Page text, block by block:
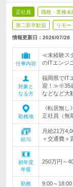
正社員 職種・業種未
第二新卒歓迎 リモ
情報更新日：2026/07/28
仕事内容
≪未経験ス
のITエンジ
対象と
なる方
福岡県でIT
迎！≫※35
などなど大
勤務地
《転居無
正社員（無
給与
月給21万
＋交通費＋
初年度
年収
250万円～
勤務
9:00～